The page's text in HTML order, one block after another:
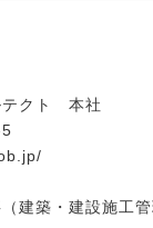
テクト 本社
建築・建設施工